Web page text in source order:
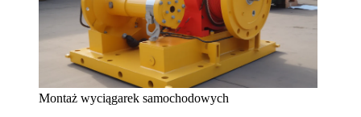
Montaż wyciągarek samochodowych